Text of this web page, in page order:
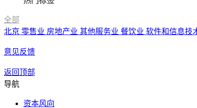
全部
北京 零售业 房地产业 其他服务业 餐饮业 软件和信息技
意见反馈
返回顶部
导航
资本风向